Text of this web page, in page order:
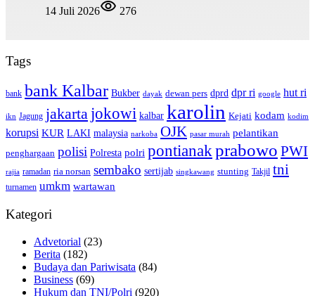
14 Juli 2026
276
Tags
bank bank Kalbar Bukber dayak dewan pers dprd dpr ri google hut ri
ikn Jagung jakarta jokowi kalbar karolin Kejati kodam kodim
korupsi KUR LAKI malaysia narkoba OJK pasar murah pelantikan
penghargaan polisi Polresta polri pontianakprabowo PWI
rajia ramadan ria norsan sembako sertijab singkawang stunting Takjil tni
turnamen umkm wartawan
Kategori
Advetorial (23)
Berita (182)
Budaya dan Pariwisata (84)
Business (69)
Hukum dan TNI/Polri (920)